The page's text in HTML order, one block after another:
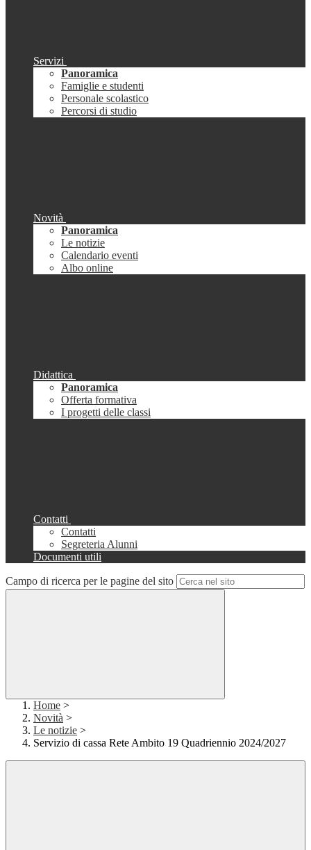
Servizi
Panoramica
Famiglie e studenti
Personale scolastico
Percorsi di studio
Novità
Panoramica
Le notizie
Calendario eventi
Albo online
Didattica
Panoramica
Offerta formativa
I progetti delle classi
Contatti
Contatti
Segreteria Alunni
Documenti utili
Campo di ricerca per le pagine del sito
Home >
Novità >
Le notizie >
Servizio di cassa Rete Ambito 19 Quadriennio 2024/2027